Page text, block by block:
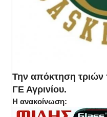
Την απόκτηση τριών
ΓΕ Αγρινίου.
Η ανακοίνωση: